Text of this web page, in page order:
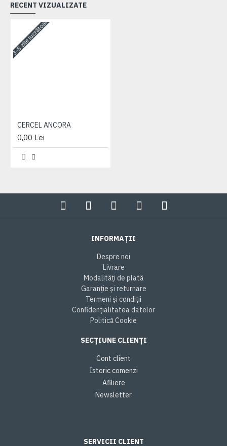
RECENT VIZUALIZATE
3-5 zile lucrătoare
CERCEL ANCORA
0,00 Lei
INFORMAȚII
Despre noi
Livrare
Modalități de plată
Garanție și returnare
Termeni și condiții
Confidențialitatea datelor
Politică Cookie
SECȚIUNE CLIENȚI
Cont client
Istoric comenzi
Afiliere
Newsletter
SERVICII CLIENT